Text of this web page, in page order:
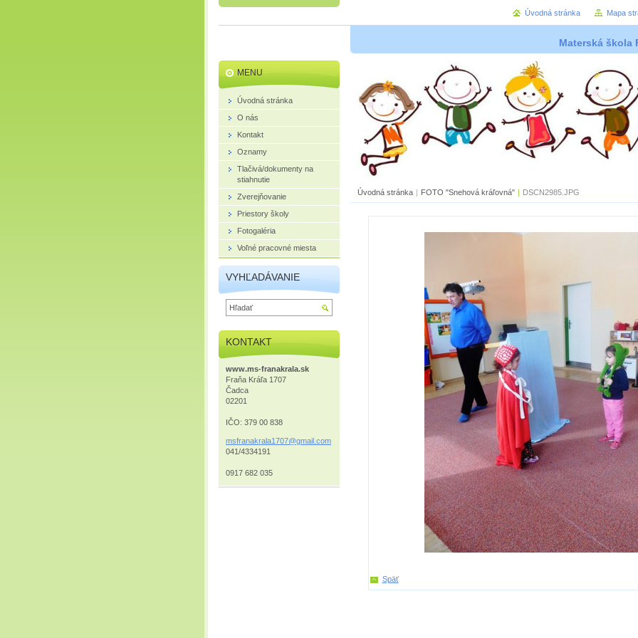
Materská škola
Úvodná stránka | FOTO "Snehová kráľovná" | DSCN2985.JPG
Späť
MENU
Úvodná stránka
O nás
Kontakt
Oznamy
Tlačivá/dokumenty na
stiahnutie
Zverejňovanie
Priestory školy
Fotogaléria
Voľné pracovné miesta
VYHĽADÁVANIE
KONTAKT
www.ms-franakrala.sk
Fraňa Kráľa 1707
Čadca
02201
IČO: 379 00 838
msfranakrala1707@gmail.com
041/4334191
0917 682 035
Úvodná stránka Mapa